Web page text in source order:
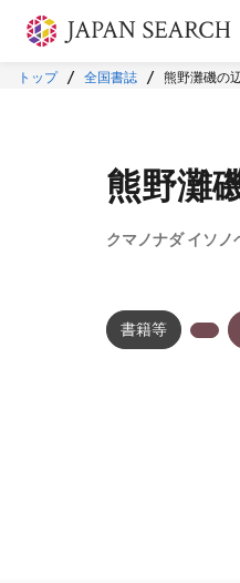
本文に飛ぶ
トップ 全国書誌 熊野灘磯の
熊野灘
クマノナダ イソノ
書籍等